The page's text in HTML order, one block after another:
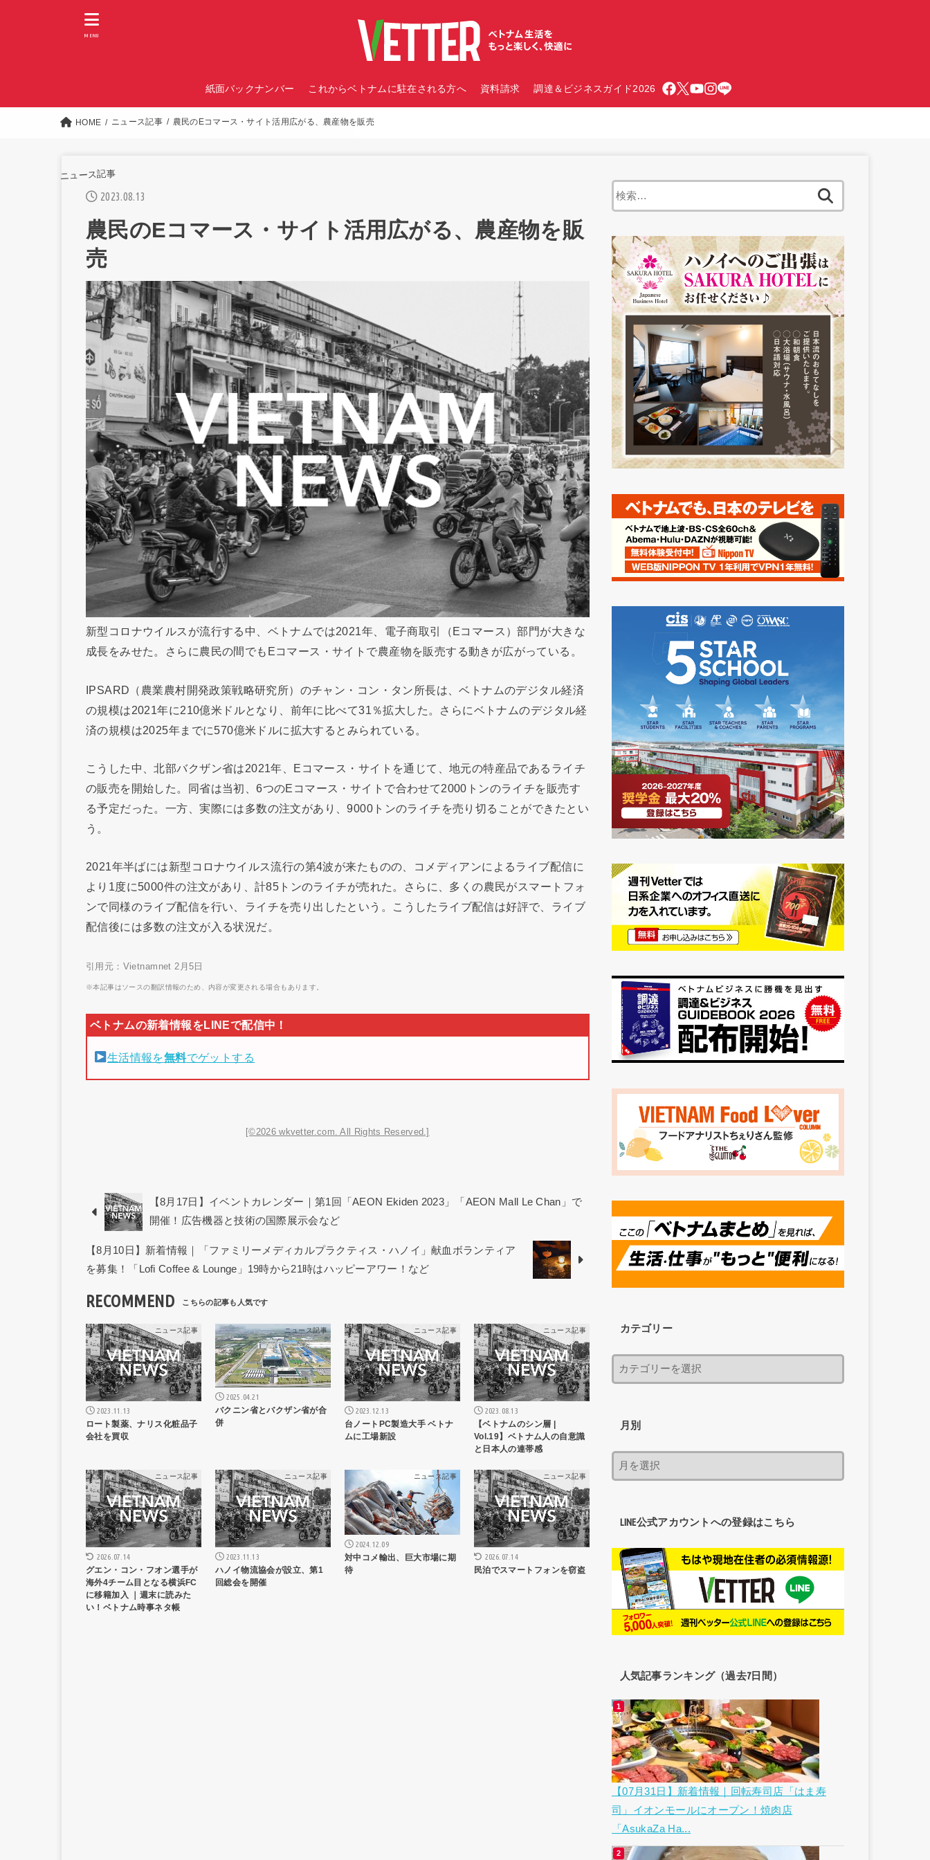
紙面バックナンバー これからベトナムに駐在される方へ 資料請求 調達＆ビジネスガイド2026
MENU
HOME ニュース記事 農民のEコマース・サイト活用広がる、農産物を販売
ニュース記事
2023.08.13
農民のEコマース・サイト活用広がる、農産物を販
売
新型コロナウイルスが流行する中、ベトナムでは2021年、電子商取引（Eコマース）部門が大きな
成長をみせた。さらに農民の間でもEコマース・サイトで農産物を販売する動きが広がっている。
IPSARD（農業農村開発政策戦略研究所）のチャン・コン・タン所長は、ベトナムのデジタル経済
の規模は2021年に210億米ドルとなり、前年に比べて31％拡大した。さらにベトナムのデジタル経
済の規模は2025年までに570億米ドルに拡大するとみられている。
こうした中、北部バクザン省は2021年、Eコマース・サイトを通じて、地元の特産品であるライチ
の販売を開始した。同省は当初、6つのEコマース・サイトで合わせて2000トンのライチを販売す
る予定だった。一方、実際には多数の注文があり、9000トンのライチを売り切ることができたとい
う。
2021年半ばには新型コロナウイルス流行の第4波が来たものの、コメディアンによるライブ配信に
より1度に5000件の注文があり、計85トンのライチが売れた。さらに、多くの農民がスマートフォ
ンで同様のライブ配信を行い、ライチを売り出したという。こうしたライブ配信は好評で、ライブ
配信後には多数の注文が入る状況だ。
引用元：Vietnamnet 2月5日
※本記事はソースの翻訳情報のため、内容が変更される場合もあります。
生活情報を無料でゲットする
[©2026 wkvetter.com. All Rights Reserved.]
【8月17日】イベントカレンダー｜第1回「AEON Ekiden 2023」「AEON Mall Le Chan」で
開催！広告機器と技術の国際展示会など
【8月10日】新着情報｜「ファミリーメディカルプラクティス・ハノイ」献血ボランティア
を募集！「Lofi Coffee & Lounge」19時から21時はハッピーアワー！など
RECOMMEND
ニュース記事
2023.11.13
ロート製薬、ナリス化粧品子
会社を買収
ニュース記事
2025.04.21
バクニン省とバクザン省が合
併
ニュース記事
2023.12.13
台ノートPC製造大手 ベトナ
ムに工場新設
ニュース記事
2023.08.13
【ベトナムのシン層 |
Vol.19】ベトナム人の自意識
と日本人の連帯感
ニュース記事
2026.07.14
グエン・コン・フオン選手が
海外4チーム目となる横浜FC
に移籍加入 ｜週末に読みた
い！ベトナム時事ネタ帳
ニュース記事
2023.11.13
ハノイ物流協会が設立、第1
回総会を開催
ニュース記事
2024.12.09
対中コメ輸出、巨大市場に期
待
ニュース記事
2026.07.14
民泊でスマートフォンを窃盗
カテゴリー
月別
LINE公式アカウントへの登録はこちら
人気記事ランキング（過去7日間）
【07月31日】新着情報｜回転寿司店「はま寿
司」イオンモールにオープン！焼肉店
「AsukaZa Ha...